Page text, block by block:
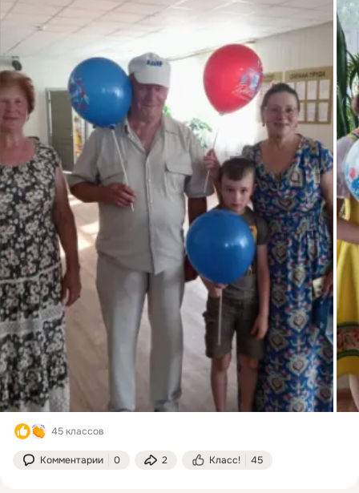
45 классов
Комментарии 0 2 Класс! 45